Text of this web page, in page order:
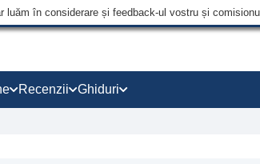
în considerare și feedback-ul vostru și
Recenzii Ghiduri